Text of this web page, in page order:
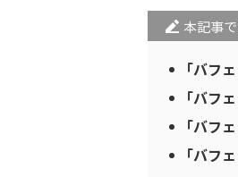
本記事
｢バフ
｢バフ
｢バフ
｢バフ